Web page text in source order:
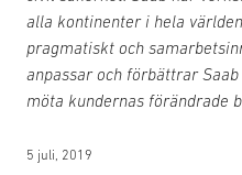
alla kontinenter i hela
pragmatiskt och
anpassar och förbättrar
möta kundernas förändrade
5 juli, 2019